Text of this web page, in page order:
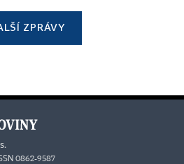
ZPRÁVY
0862-9587